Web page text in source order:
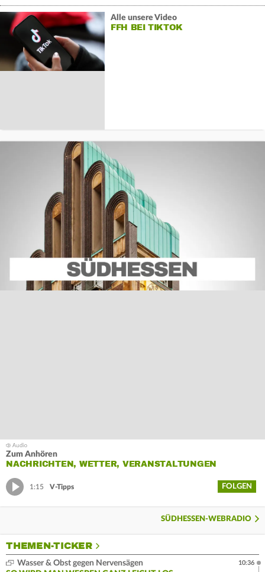
Alle unsere Video
FFH BEI TIKTOK
Zum Anhören
NACHRICHTEN, WETTER, VERANSTALTUNGEN
1:15 V-Tipps FOLGEN
SÜDHESSEN-WEBRADIO
THEMEN-TICKER
Wasser & Obst gegen Nervensägen
10:36